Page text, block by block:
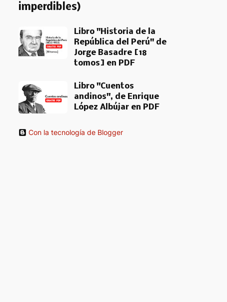
imperdibles)
Libro "Historia de la
República del Perú" de
Jorge Basadre [18
tomos] en PDF
Libro "Cuentos
andinos", de Enrique
López Albújar en PDF
Con la tecnología de Blogger